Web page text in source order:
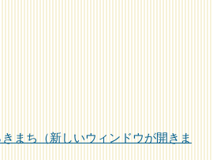
まち（新しいウィンドウが開きま